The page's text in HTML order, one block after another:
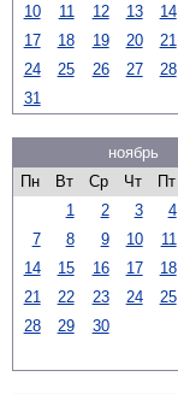
10
11 12 13 14
17
18 19 20 21
24
25 26 27 28
31
ноябрь
Пн
Вт Ср Чт Пт
1
2 3 4
7
8 9 10 11
14
15 16 17 18
21
22 23 24 25
28
29 30